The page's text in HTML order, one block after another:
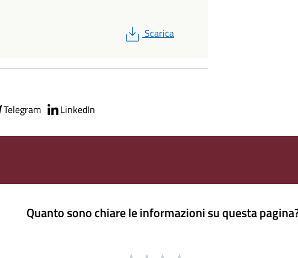
PDF
Scarica
Telegram LinkedIn
Quanto sono chiare le informazioni su questa